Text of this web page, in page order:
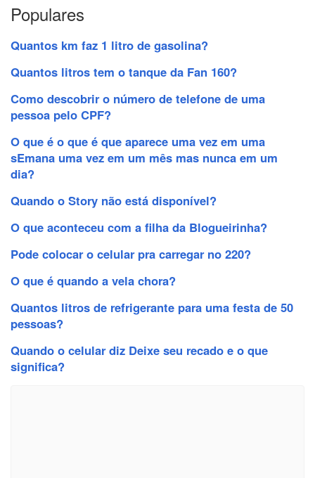
Populares
Quantos km faz 1 litro de gasolina?
Quantos litros tem o tanque da Fan 160?
Como descobrir o número de telefone de uma
pessoa pelo CPF?
O que é o que é que aparece uma vez em uma
sEmana uma vez em um mês mas nunca em um
dia?
Quando o Story não está disponível?
O que aconteceu com a filha da Blogueirinha?
Pode colocar o celular pra carregar no 220?
O que é quando a vela chora?
Quantos litros de refrigerante para uma festa de 50
pessoas?
Quando o celular diz Deixe seu recado e o que
significa?